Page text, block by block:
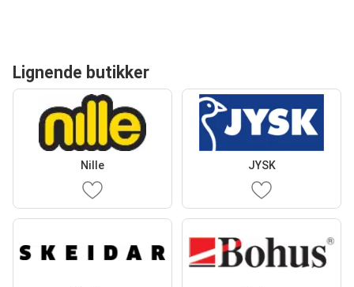
Lignende butikker
Nille JYSK